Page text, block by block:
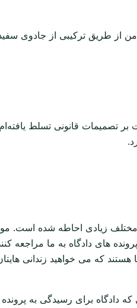
من از طریق ترکیبی از جادوی
تصمیمات قانونی تسلط
مختلف زیادی احاطه شده است.
های دادگاه به ما مراجعه
که می خواهید زندانی هایتان
دادگاه برای رسیدگی به